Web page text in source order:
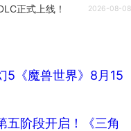
正式上线！ 2026-08-08
5《魔兽世界》8月15
五阶段开启！《三角